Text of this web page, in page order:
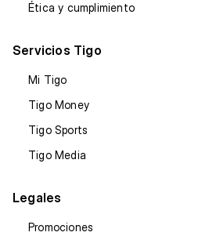
Ética y cumplimiento
Servicios Tigo
Mi Tigo
Tigo Money
Tigo Sports
Tigo Media
Legales
Promociones